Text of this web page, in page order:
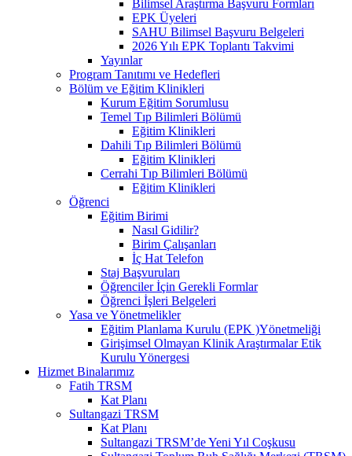
Bilimsel Araştırma Başvuru Formları
EPK Üyeleri
SAHU Bilimsel Başvuru Belgeleri
2026 Yılı EPK Toplantı Takvimi
Yayınlar
Program Tanıtımı ve Hedefleri
Bölüm ve Eğitim Klinikleri
Kurum Eğitim Sorumlusu
Temel Tıp Bilimleri Bölümü
Eğitim Klinikleri
Dahili Tıp Bilimleri Bölümü
Eğitim Klinikleri
Cerrahi Tıp Bilimleri Bölümü
Eğitim Klinikleri
Öğrenci
Eğitim Birimi
Nasıl Gidilir?
Birim Çalışanları
İç Hat Telefon
Staj Başvuruları
Öğrenciler İçin Gerekli Formlar
Öğrenci İşleri Belgeleri
Yasa ve Yönetmelikler
Eğitim Planlama Kurulu (EPK )Yönetmeliği
Girişimsel Olmayan Klinik Araştırmalar Etik
Kurulu Yönergesi
Hizmet Binalarımız
Fatih TRSM
Kat Planı
Sultangazi TRSM
Kat Planı
Sultangazi TRSM’de Yeni Yıl Coşkusu